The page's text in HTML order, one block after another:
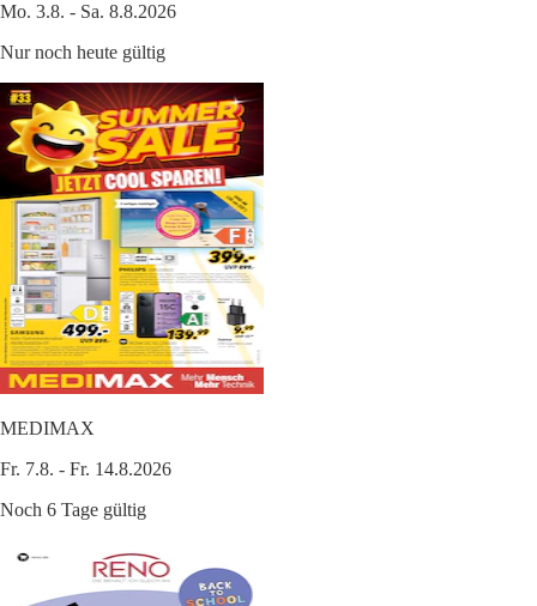
Mo. 3.8. - Sa. 8.8.2026
Nur noch heute gültig
MEDIMAX
Fr. 7.8. - Fr. 14.8.2026
Noch 6 Tage gültig